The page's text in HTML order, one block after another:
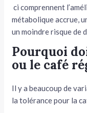
ci comprennent
métabolique accrue,
un moindre risque de
Pourquoi
ou le café
Il y a beaucoup de
la tolérance pour la